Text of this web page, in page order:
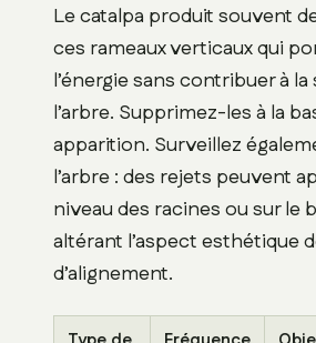
Le catalpa produit souvent
ces rameaux verticaux qui
l’énergie sans contribuer à
l’arbre. Supprimez-les à la
apparition. Surveillez
l’arbre : des rejets peuvent
niveau des racines ou sur le
altérant l’aspect esthétique
d’alignement.